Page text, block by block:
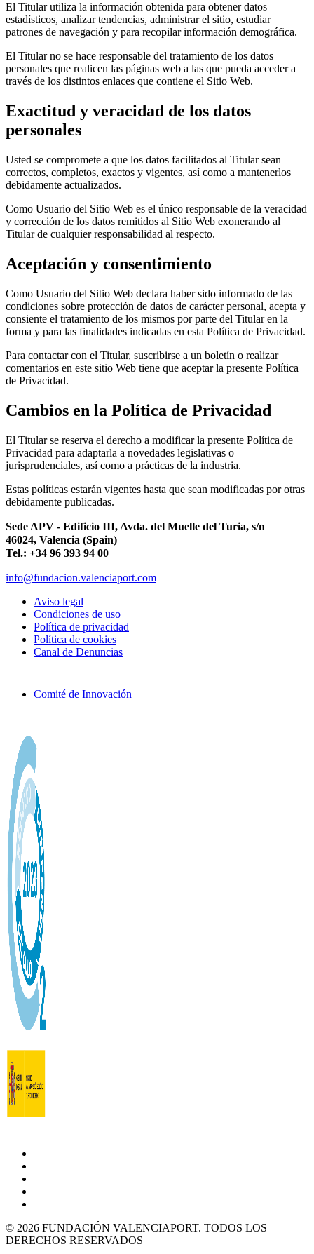
El Titular utiliza la información obtenida para obtener datos
estadísticos, analizar tendencias, administrar el sitio, estudiar
patrones de navegación y para recopilar información demográfica.
El Titular no se hace responsable del tratamiento de los datos
personales que realicen las páginas web a las que pueda acceder a
través de los distintos enlaces que contiene el Sitio Web.
Exactitud y veracidad de los datos
personales
Usted se compromete a que los datos facilitados al Titular sean
correctos, completos, exactos y vigentes, así como a mantenerlos
debidamente actualizados.
Como Usuario del Sitio Web es el único responsable de la veracidad
y corrección de los datos remitidos al Sitio Web exonerando al
Titular de cualquier responsabilidad al respecto.
Aceptación y consentimiento
Como Usuario del Sitio Web declara haber sido informado de las
condiciones sobre protección de datos de carácter personal, acepta y
consiente el tratamiento de los mismos por parte del Titular en la
forma y para las finalidades indicadas en esta Política de Privacidad.
Para contactar con el Titular, suscribirse a un boletín o realizar
comentarios en este sitio Web tiene que aceptar la presente Política
de Privacidad.
Cambios en la Política de Privacidad
El Titular se reserva el derecho a modificar la presente Política de
Privacidad para adaptarla a novedades legislativas o
jurisprudenciales, así como a prácticas de la industria.
Estas políticas estarán vigentes hasta que sean modificadas por otras
debidamente publicadas.
Sede APV - Edificio III, Avda. del Muelle del Turia, s/n
46024, Valencia (Spain)
Tel.: +34 96 393 94 00
info@fundacion.valenciaport.com
Aviso legal
Condiciones de uso
Política de privacidad
Política de cookies
Canal de Denuncias
Comité de Innovación
© 2026 FUNDACIÓN VALENCIAPORT. TODOS LOS
DERECHOS RESERVADOS